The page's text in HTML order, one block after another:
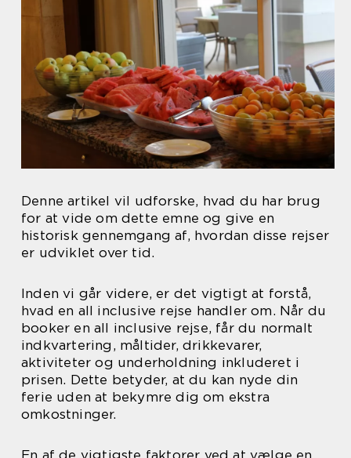
Denne artikel vil udforske, hvad du har brug
for at vide om dette emne og give en
historisk gennemgang af, hvordan disse rejser
er udviklet over tid.
Inden vi går videre, er det vigtigt at forstå,
hvad en all inclusive rejse handler om. Når du
booker en all inclusive rejse, får du normalt
indkvartering, måltider, drikkevarer,
aktiviteter og underholdning inkluderet i
prisen. Dette betyder, at du kan nyde din
ferie uden at bekymre dig om ekstra
omkostninger.